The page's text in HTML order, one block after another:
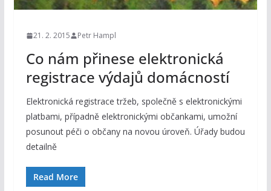
21. 2. 2015 Petr Hampl
Co nám přinese elektronická
registrace výdajů domácností
Elektronická registrace tržeb, společně s elektronickými
platbami, případně elektronickými občankami, umožní
posunout péči o občany na novou úroveň. Úřady budou
detailně
Read More